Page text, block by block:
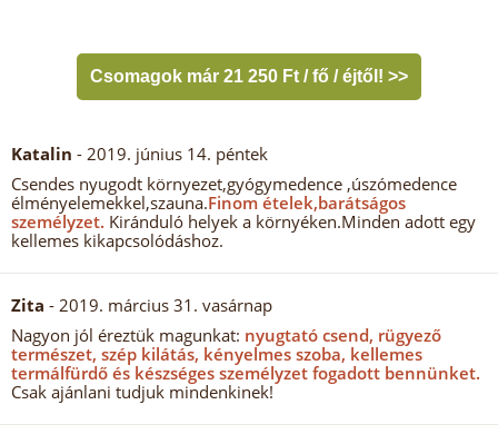
Csomagok már 21 250 Ft / fő / éjtől! >>
Katalin - 2019. június 14. péntek
Csendes nyugodt környezet,gyógymedence ,úszómedence
élményelemekkel,szauna.Finom ételek,barátságos
személyzet. Kiránduló helyek a környéken.Minden adott egy
kellemes kikapcsolódáshoz.
Zita - 2019. március 31. vasárnap
Nagyon jól éreztük magunkat: nyugtató csend, rügyező
természet, szép kilátás, kényelmes szoba, kellemes
termálfürdő és készséges személyzet fogadott bennünket.
Csak ajánlani tudjuk mindenkinek!